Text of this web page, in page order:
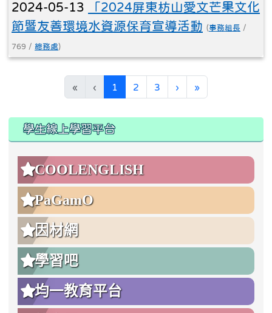
2024-05-13
「2024屏東枋山愛文芒果文化
節暨友善環境水資源保育宣導活動 (事務組長 /
769 / 總務處)
« ‹ 1 (current)
2 3 › »
學生線上學習平台
COOLENGLISH
PaGamO
因材網
學習吧
均一教育平台